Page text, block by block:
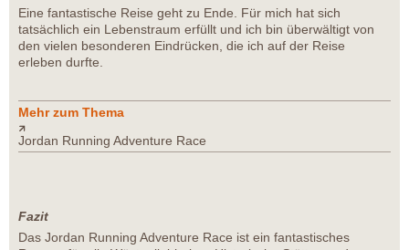
Eine fantastische Reise geht zu Ende. Für mich hat sich
tatsächlich ein Lebenstraum erfüllt und ich bin überwältigt von
den vielen besonderen Eindrücken, die ich auf der Reise
erleben durfte.
Mehr zum Thema
Jordan Running Adventure Race
Fazit
Das Jordan Running Adventure Race ist ein fantastisches